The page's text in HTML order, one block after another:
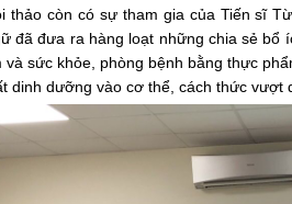
thảo còn có sự tham gia của Tiến sĩ
đã đưa ra hàng loạt những chia sẻ bổ
và sức khỏe, phòng bệnh bằng thực
dinh dưỡng vào cơ thể, cách thức vượt